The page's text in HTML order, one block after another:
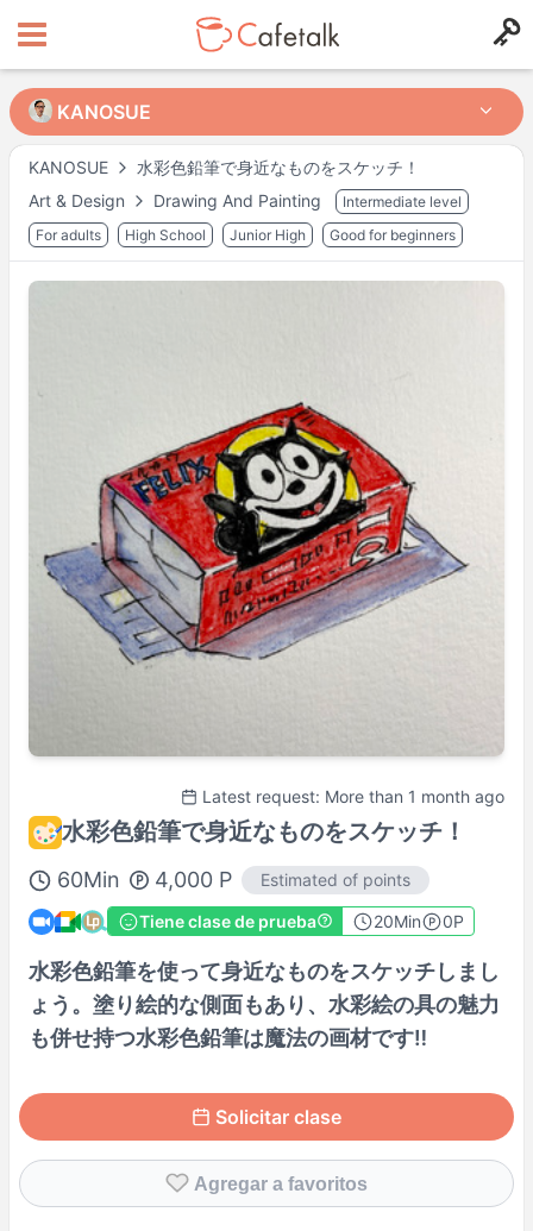
KANOSUE
水彩色鉛筆で身近なものをスケッチ！
Art & Design
Drawing And Painting
Intermediate level
For adults
High School Junior High Good for beginners
Latest request: More than 1 month ago
水彩色鉛筆で身近なものをスケッチ！
60Min 4,000 P Estimated of points
Tiene clase de prueba 20Min 0P
水彩色鉛筆を使って身近なものをスケッチしまし
ょう。塗り絵的な側面もあり、水彩絵の具の魅力
も併せ持つ水彩色鉛筆は魔法の画材です‼
Solicitar clase
Agregar a favoritos
KANOSUE
KANOSUE
from in
653 164
Horarios disponibles
Perfil del(de la) tutor/a